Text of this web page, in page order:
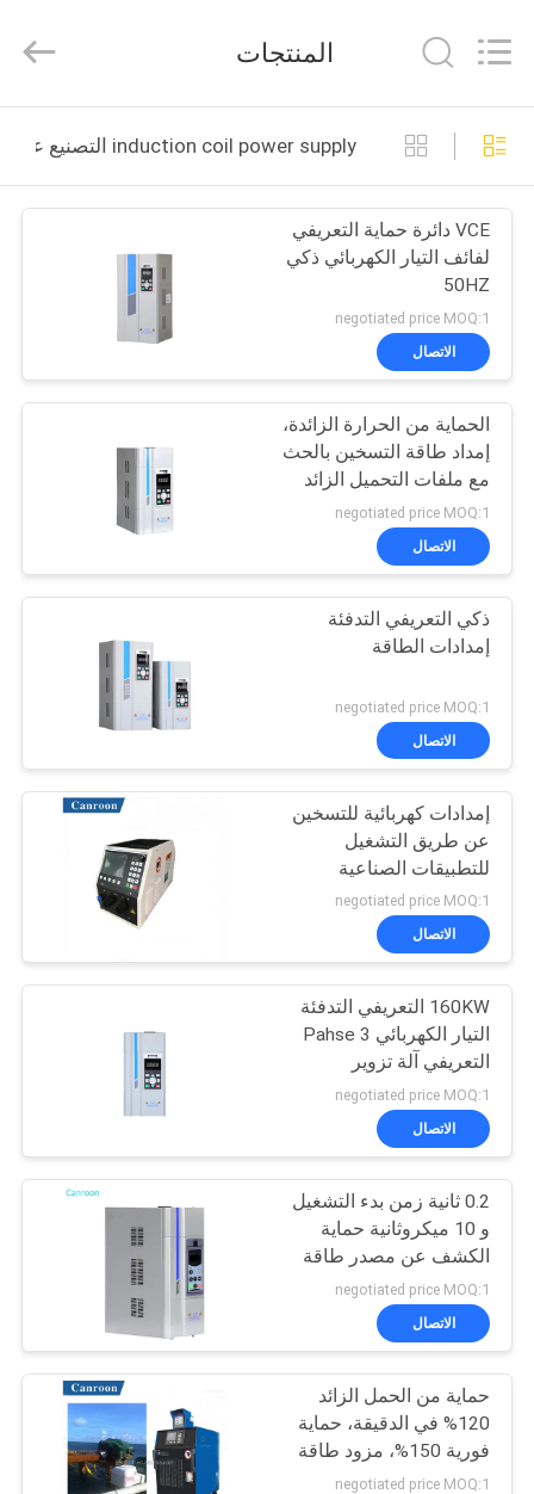
منزل
المنتجات
حول
جولة
المعمل
ضبط
الجودة
اتصل
طلب
اقتباس
خريطة
الموقع
سياسة
الخصوصية
Appliances
Rights
المنتجات
induction coil power supply التصنيع عبر الإنترنت
VCE دائرة حماية التعريفي
لفائف التيار الكهربائي ذكي
50HZ
negotiated price MOQ:1
الاتصال
الحماية من الحرارة الزائدة،
إمداد طاقة التسخين بالحث
مع ملفات التحميل الزائد
negotiated price MOQ:1
الاتصال
ذكي التعريفي التدفئة
إمدادات الطاقة
negotiated price MOQ:1
الاتصال
إمدادات كهربائية للتسخين
عن طريق التشغيل
للتطبيقات الصناعية
negotiated price MOQ:1
الاتصال
160KW التعريفي التدفئة
التيار الكهربائي 3 Pahse
التعريفي آلة تزوير
negotiated price MOQ:1
الاتصال
0.2 ثانية زمن بدء التشغيل
و 10 ميكروثانية حماية
الكشف عن مصدر طاقة
التسخين بالحث للتطبيقات
الصناعية
negotiated price MOQ:1
الاتصال
حماية من الحمل الزائد
120% في الدقيقة، حماية
فورية 150%، مزود طاقة
تسخين بالحث مع عمر
negotiated price MOQ:1